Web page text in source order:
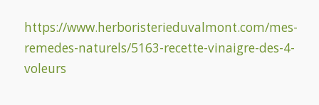
https://www.herboristerieduvalmont.com/mes-
remedes-naturels/5163-recette-vinaigre-des-4-
voleurs